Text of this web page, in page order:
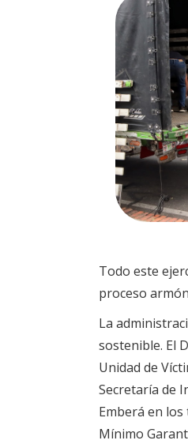
Todo este
proceso
La
sostenible. El
Unidad de
Secretaría de
Emberá en
Mínimo